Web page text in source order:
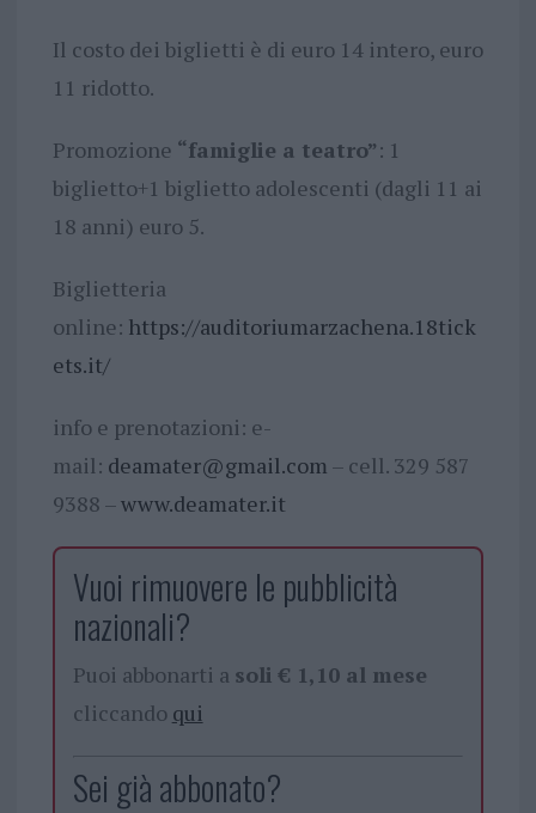
Il costo dei biglietti è di euro 14 intero, euro
11 ridotto.
Promozione “famiglie a teatro”: 1
biglietto+1 biglietto adolescenti (dagli 11 ai
18 anni) euro 5.
Biglietteria
online: https://auditoriumarzachena.18tick
ets.it/
info e prenotazioni: e-
mail: deamater@gmail.com – cell. 329 587
9388 –www.deamater.it
Vuoi rimuovere le pubblicità
nazionali?
Puoi abbonarti a soli € 1,10 al mese
cliccando qui
Sei già abbonato?